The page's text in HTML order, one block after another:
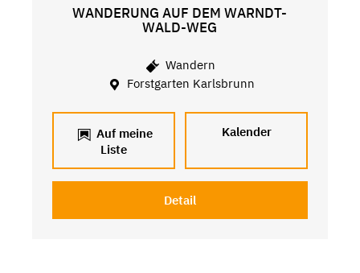
WANDERUNG AUF DEM WARNDT-
WALD-WEG
Wandern
Forstgarten Karlsbrunn
Auf meine
Liste
Kalender
Detail